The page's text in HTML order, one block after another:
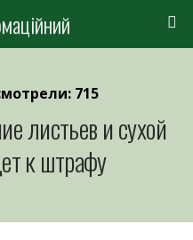
715
листьев и сухой
к штрафу